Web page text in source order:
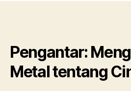
Pengantar:
Metal tentang